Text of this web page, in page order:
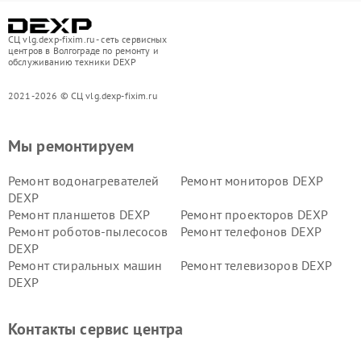
СЦ vlg.dexp-fixim.ru - сеть сервисных
центров в Волгограде по ремонту и
обслуживанию техники DEXP
2021-2026 © СЦ vlg.dexp-fixim.ru
Мы ремонтируем
Ремонт водонагревателей
DEXP
Ремонт мониторов DEXP
Ремонт планшетов DEXP
Ремонт проекторов DEXP
Ремонт роботов-пылесосов
DEXP
Ремонт телефонов DEXP
Ремонт стиральных машин
DEXP
Ремонт телевизоров DEXP
Ремонт серверов DEXP
Ремонт мини пк DEXP
Контакты сервис центра